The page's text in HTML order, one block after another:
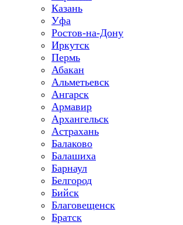
Казань
Уфа
Ростов-на-Дону
Иркутск
Пермь
Абакан
Альметьевск
Ангарск
Армавир
Архангельск
Астрахань
Балаково
Балашиха
Барнаул
Белгород
Бийск
Благовещенск
Братск